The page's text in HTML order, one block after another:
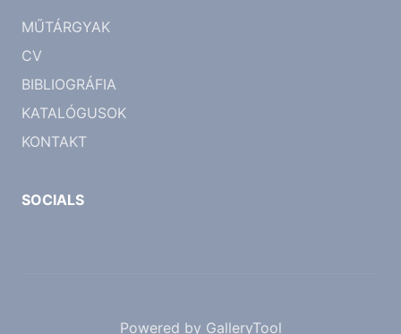
MŰTÁRGYAK
CV
BIBLIOGRÁFIA
KATALÓGUSOK
KONTAKT
SOCIALS
Powered by GalleryTool